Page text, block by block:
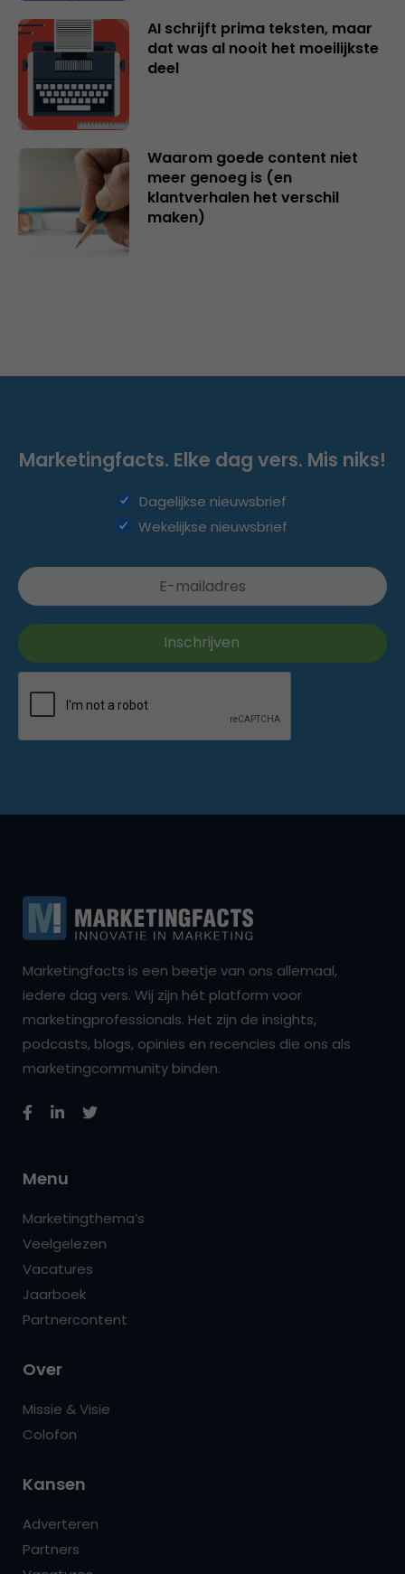
AI schrijft prima teksten, maar
dat was al nooit het moeilijkste
deel
Waarom goede content niet
meer genoeg is (en
klantverhalen het verschil
maken)
Marketingfacts. Elke dag vers. Mis niks!
Dagelijkse nieuwsbrief
Wekelijkse nieuwsbrief
Marketingfacts is een beetje van ons allemaal,
iedere dag vers. Wij zijn hét platform voor
marketingprofessionals. Het zijn de insights,
podcasts, blogs, opinies en recencies die ons als
marketingcommunity binden.
Menu
Marketingthema’s
Veelgelezen
Vacatures
Jaarboek
Partnercontent
Over
Missie & Visie
Colofon
Kansen
Adverteren
Partners